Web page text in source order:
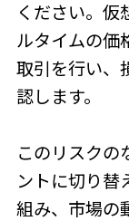
ください。仮
ルタイムの価
取引を行い、
認します。
このリスクの
ントに切り替
組み、市場の